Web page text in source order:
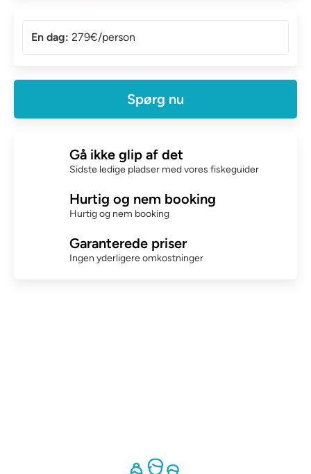
En dag: 279€/person
Spørg nu
Gå ikke glip af det
Sidste ledige pladser med vores fiskeguider
Hurtig og nem booking
Hurtig og nem booking
Garanterede priser
Ingen yderligere omkostninger